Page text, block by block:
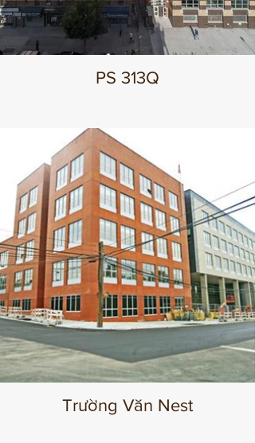
PS 313Q
Trường Văn Nest